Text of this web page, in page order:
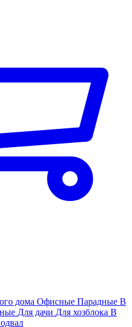
дома Офисные Парадные В
Для дачи Для хозблока В